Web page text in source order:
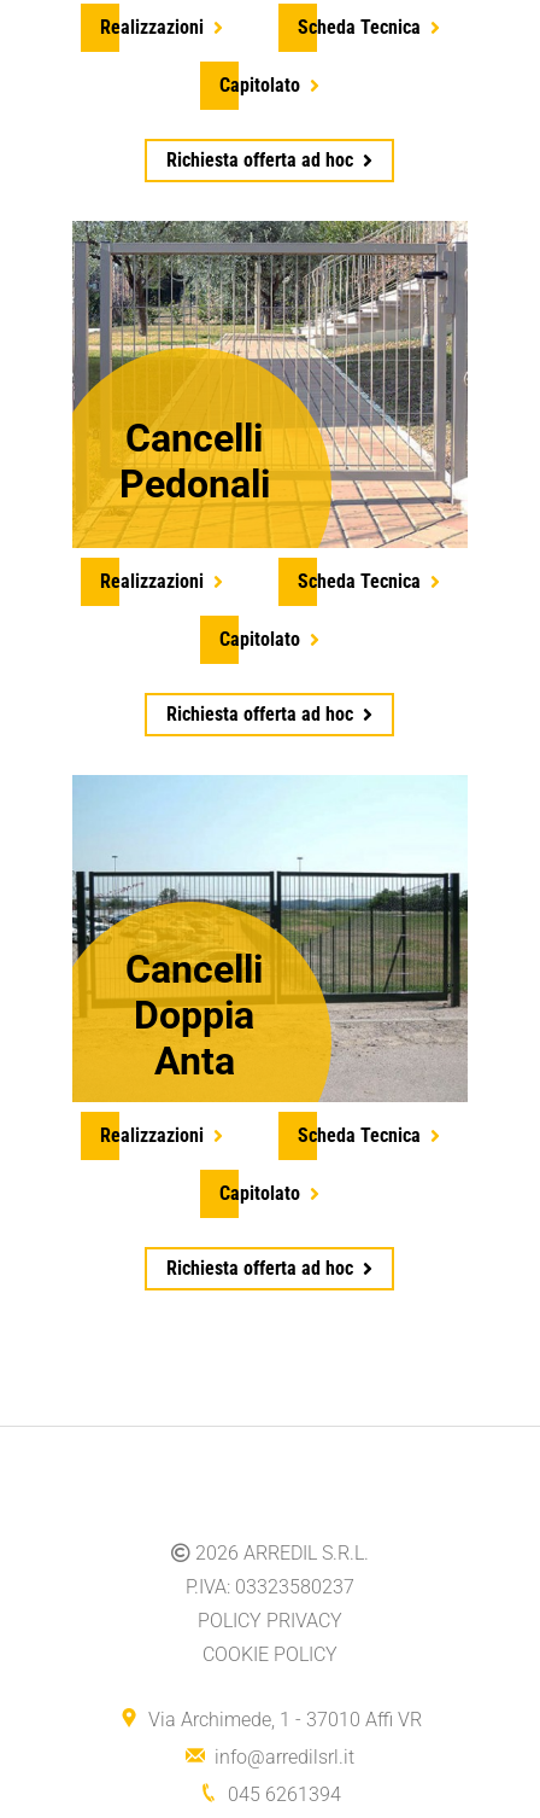
Realizzazioni Scheda Tecnica
Capitolato
Richiesta offerta ad hoc
Cancelli
Pedonali
Realizzazioni Scheda Tecnica
Capitolato
Richiesta offerta ad hoc
Cancelli
Doppia
Anta
Realizzazioni Scheda Tecnica
Capitolato
Richiesta offerta ad hoc
2026 ARREDIL S.R.L.
P.IVA: 03323580237
POLICY PRIVACY
COOKIE POLICY
Via Archimede, 1 - 37010 Affi VR
info@arredilsrl.it
045 6261394